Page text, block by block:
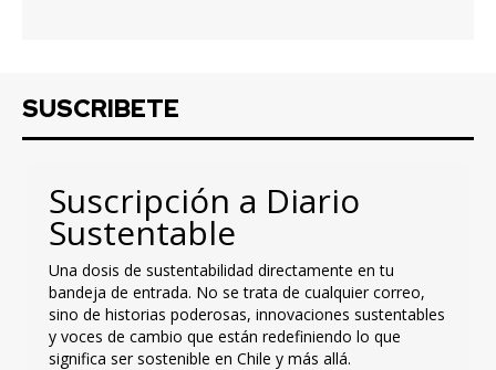
SUSCRIBETE
Suscripción a Diario
Sustentable
Una dosis de sustentabilidad directamente en tu
bandeja de entrada. No se trata de cualquier correo,
sino de historias poderosas, innovaciones sustentables
y voces de cambio que están redefiniendo lo que
significa ser sostenible en Chile y más allá.